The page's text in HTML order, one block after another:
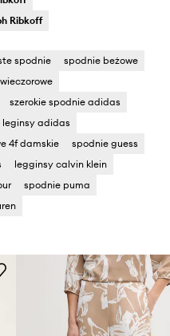
Ribkoff
spodnie
spodnie beżowe
szerokie spodnie adidas
leginsy adidas
4f damskie
spodnie guess
legginsy calvin klein
spodnie puma